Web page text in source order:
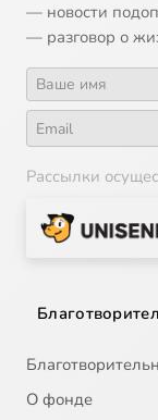
— новости
— разговор о
Рассылки
О фонде